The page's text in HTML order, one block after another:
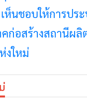
ห็นชอบให้การปร
ก่อสร้างสถานีผลิ
งใหม่